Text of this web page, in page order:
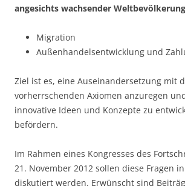
angesichts wachsender Weltbevölkerung
Migration
Außenhandelsentwicklung und
Ziel ist es, eine Auseinandersetzung mit
vorherrschenden Axiomen anzuregen
innovative Ideen und Konzepte zu
befördern.
Im Rahmen eines Kongresses des
21. November 2012 sollen diese Fragen
diskutiert werden. Erwünscht sind